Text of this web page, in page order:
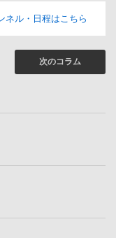
ネル・日程はこちら
次のコラム